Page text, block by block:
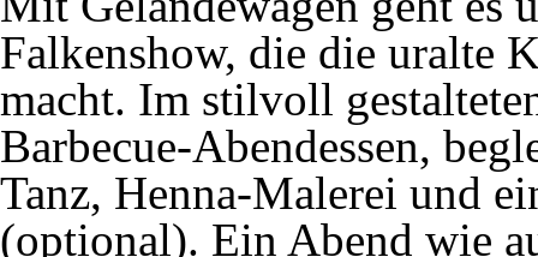
Falkenshow, die die uralte
macht. Im stilvoll
Barbecue-Abendessen,
Tanz, Henna-Malerei und
(optional). Ein Abend wie